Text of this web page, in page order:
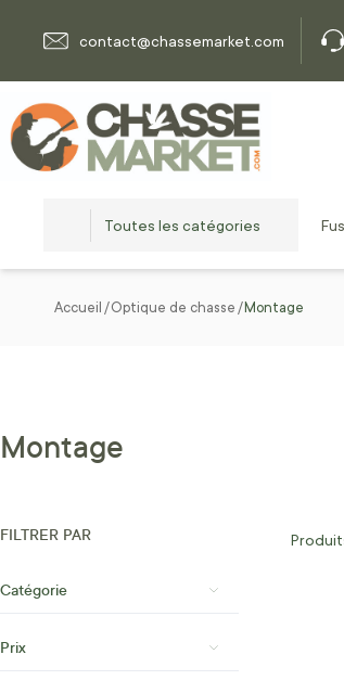
contact@chassemarket.com
Toutes les catégories
Accueil Optique de chasse Montage
Montage
FILTRER PAR
Catégorie
Prix